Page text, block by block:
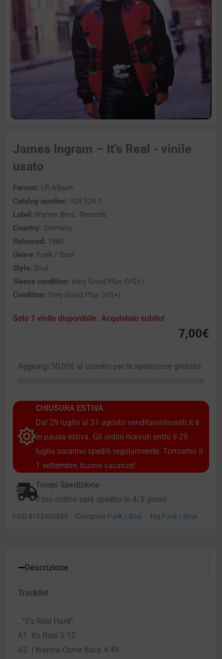
James Ingram – It’s Real - vinile
usato
Format: LP, Album
Catalog number: 925 924-1
Label: Warner Bros. Records
Country: Germany
Released: 1989
Genre: Funk / Soul
Style: Soul
Sleeve condition: Very Good Plus (VG+)
Condition: Very Good Plus (VG+)
Solo 1 vinile disponibile. Acquistalo subito!
7,00€
Aggiungi 50,00€ al carrello per la spedizione gratuita
CHIUSURA ESTIVA
Dal 29 luglio al 31 agosto venditaviniliusati.it è
in pausa estiva. Gli ordini ricevuti entro il 29
luglio saranno spediti regolarmente. Torniamo il
1 settembre, buone vacanze!
Tempi Spedizione
Il tuo ordine sarà spedito in 4/5 giorni
COD 4155404586 Categoria Funk / Soul Tag Funk / Soul
Descrizione
Tracklist
. “It’s Real Hard”
A1. It’s Real 5:12
A2. I Wanna Come Back 4:49